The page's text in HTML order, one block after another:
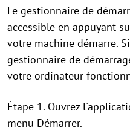
Le gestionnaire de
accessible en appuyant
votre machine démarre.
gestionnaire de
votre ordinateur
Étape 1. Ouvrez
menu Démarrer.